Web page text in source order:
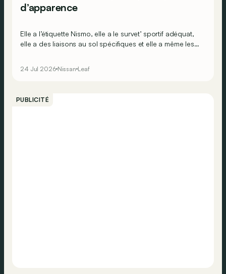
d’apparence
Elle a l’étiquette Nismo, elle a le survet’ sportif adéquat,
elle a des liaisons au sol spécifiques et elle a même les
version sportive de sa nouvelle Leaf ?
24 Jul 2026 Nissan Leaf
PUBLICITÉ